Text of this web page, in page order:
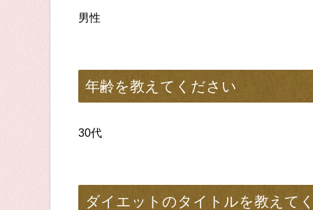
男性
年齢を教えてください
30代
ダイエットのタイトルを教えて